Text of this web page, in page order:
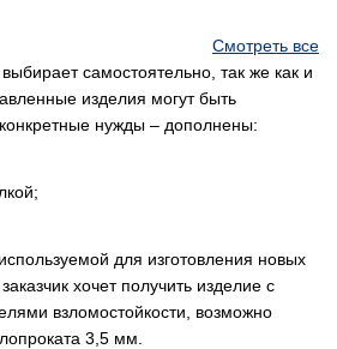
Смотреть все
самостоятельно, так же как и
изделия могут быть
нужды – дополнены:
для изготовления новых
хочет получить изделие с
взломостойкости, возможно
3,5 мм.